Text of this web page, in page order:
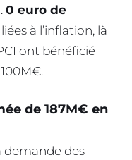
0 euro de
liées à l’inflation, là
ont bénéficié
de 187M€ en
demande des